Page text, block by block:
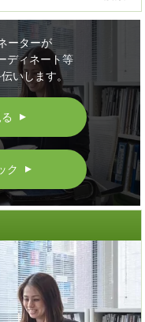
ーターが
ディネート等
いします。
▲
ク ▲